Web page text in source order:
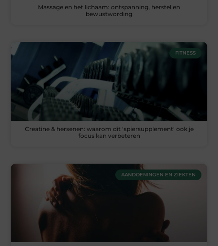
Massage en het lichaam: ontspanning, herstel en
bewustwording
FITNESS
Creatine & hersenen: waarom dit 'spiersupplement' ook je
focus kan verbeteren
AANDOENINGEN EN ZIEKTEN